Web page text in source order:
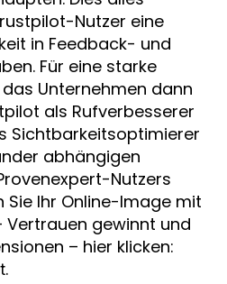
Nutzer eine
in Feedback- und
Für eine starke
Unternehmen dann
als Rufverbesserer
Sichtbarkeitsoptimierer
abhängigen
Nutzers
Sie Ihr Online-Image mit
Vertrauen gewinnt und
– hier klicken:
.